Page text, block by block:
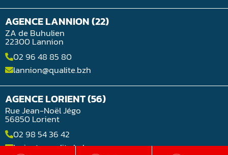
AGENCE LANNION (22)
ZA de Buhulien
22300 Lannion
02 96 48 85 80
lannion@qualite.bzh
AGENCE LORIENT (56)
Rue Jean-Noël Jégo
56850 Lorient
02 98 54 36 42
lorient@qualite.bzh